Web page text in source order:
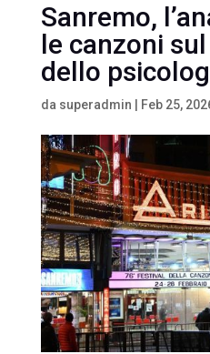
Sanremo,
le canzoni sul
dello
da superadmin Feb 25,